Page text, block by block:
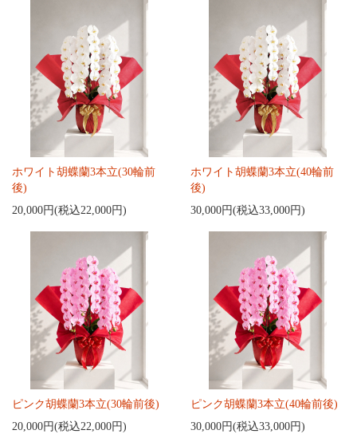
ホワイト胡蝶蘭3本立(30輪前
後)
20,000円(税込22,000円)
ホワイト胡蝶蘭3本立(40輪前
後)
30,000円(税込33,000円)
ピンク胡蝶蘭3本立(30輪前後)
20,000円(税込22,000円)
ピンク胡蝶蘭3本立(40輪前後)
30,000円(税込33,000円)